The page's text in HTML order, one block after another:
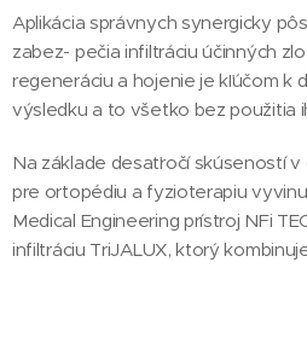
Aplikácia správnych synergicky
zabez- pečia infiltráciu účinných
regeneráciu a hojenie je kľúčom k
výsledku a to všetko bez použitia
Na základe desaťročí skúseností
pre ortopédiu a fyzioterapiu
Medical Engineering prístroj NFi
infiltráciu TriJALUX, ktorý